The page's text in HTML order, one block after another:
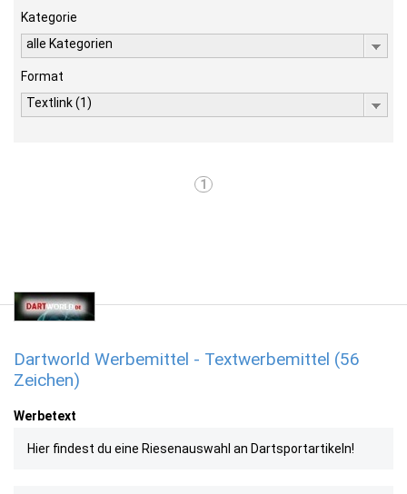
Kategorie
alle Kategorien
Format
Textlink (1)
1
Dartworld Werbemittel - Textwerbemittel (56
Zeichen)
Werbetext
Hier findest du eine Riesenauswahl an Dartsportartikeln!